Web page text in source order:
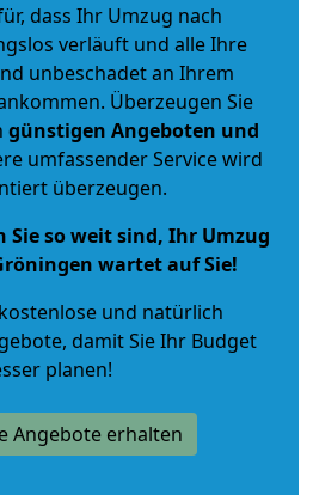
dass Ihr Umzug nach
verläuft und alle Ihre
unbeschadet an Ihrem
Überzeugen Sie
günstigen Angeboten und
umfassender Service wird
überzeugen.
Sie so weit sind, Ihr Umzug
wartet auf Sie!
und natürlich
, damit Sie Ihr Budget
planen!
Angebote erhalten